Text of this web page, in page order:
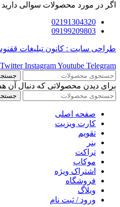
اگر در مورد محصولات سوالی دارید
02191304320
09199209803
طراحی سایت : کانون تبلیغات
Twitter InstagramYoutube Telegram
برای دیدن محصولاتی که دنبال آن
صفحه اصلی
کارت ویزیت
تقویم
بنر
تراکت
موکاپ
اشتراک ویژه
فروشگاه
وبلاگ
ورود / ثبت نام